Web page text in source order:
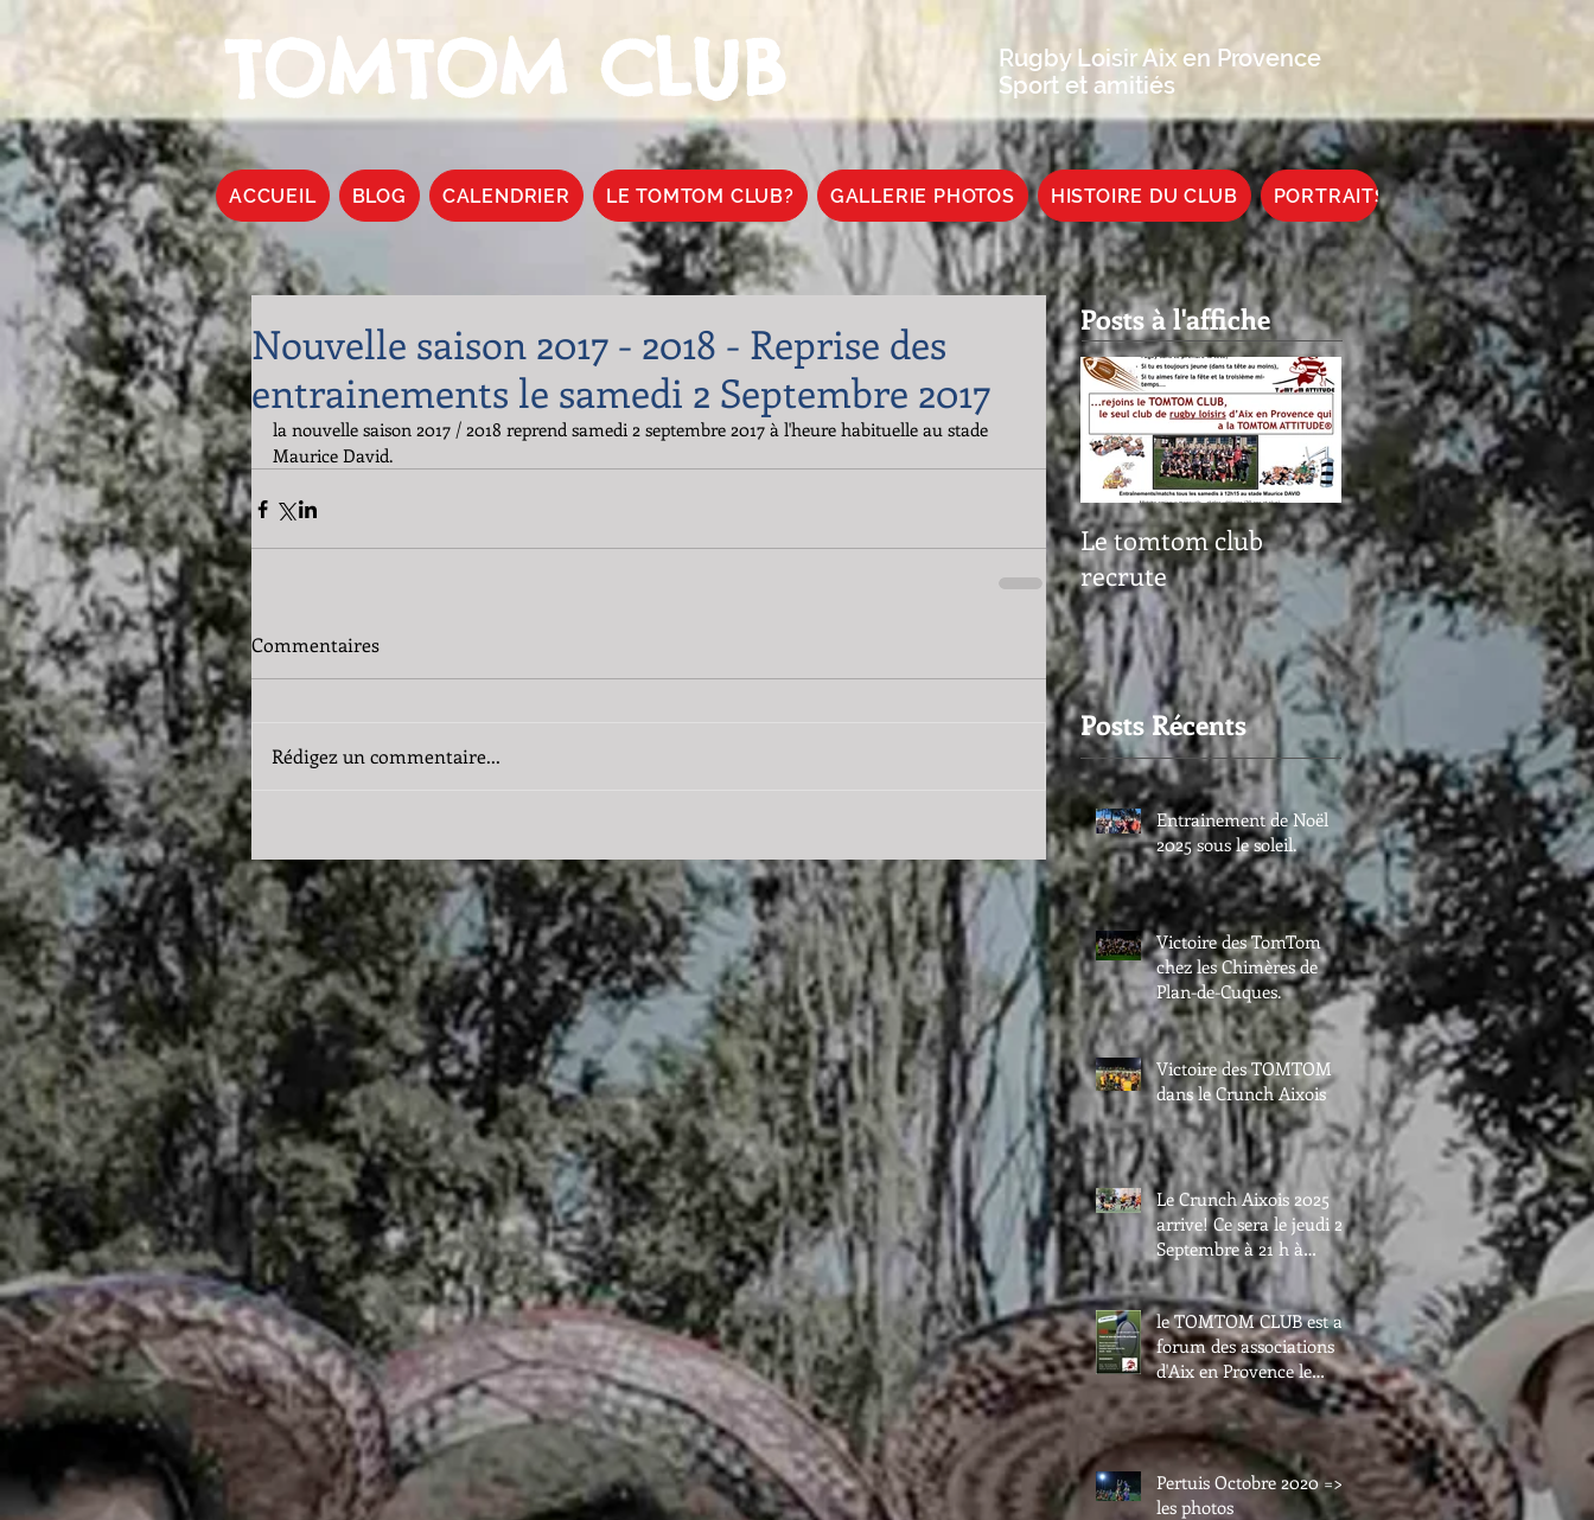
TOMTOM CLUB
Rugby Loisir Aix en Provence
Sport et amitiés
ACCUEIL BLOG CALENDRIER LE TOMTOM CLUB? GALLERIE PHOTOS HISTOIRE DU CLUB PORTRAITS DE JOUEUR
Nouvelle saison 2017 - 2018 - Reprise des
entrainements le samedi 2 Septembre 2017
la nouvelle saison 2017 / 2018 reprend samedi 2 septembre 2017 à l'heure habituelle au stade
Maurice David.
Commentaires
Rédigez un commentaire...
Posts à l'affiche
Le tomtom club
recrute
Posts Récents
Entrainement de Noël
2025 sous le soleil.
Victoire des TomTom
chez les Chimères de
Plan-de-Cuques.
Victoire des TOMTOM
dans le Crunch Aixois
Le Crunch Aixois 2025
arrive! Ce sera le jeudi 25
Septembre à 21 h à
Maurice David.
le TOMTOM CLUB est au
forum des associations
d'Aix en Provence le
samedi 6 septembre.
Passez nous voir au val
de l'arc.
Pertuis Octobre 2020 =>
les photos